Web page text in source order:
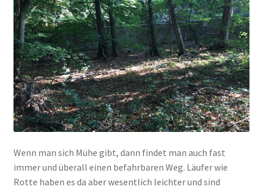
Wenn man sich Mühe gibt, dann findet man auch fast
immer und überall einen befahrbaren Weg. Läufer wie
Rotte haben es da aber wesentlich leichter und sind